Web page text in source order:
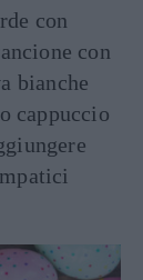
con
con
bianche
cappuccio